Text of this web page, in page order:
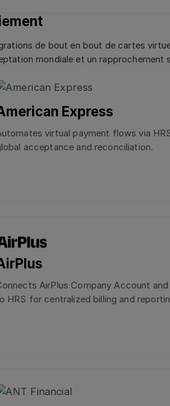
de bout en bout de cartes
mondiale et un rapprochement
Express
virtual payment flows via
acceptance and reconciliation.
AirPlus Company Account
HRS for centralized billing and